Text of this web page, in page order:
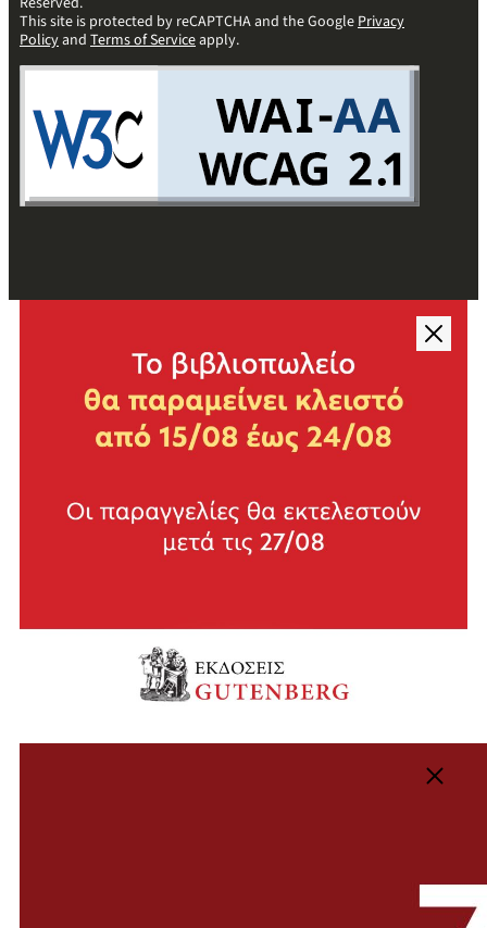
This site is protected by reCAPTCHA and the GooglePrivacy
Policyand Terms of Serviceapply.